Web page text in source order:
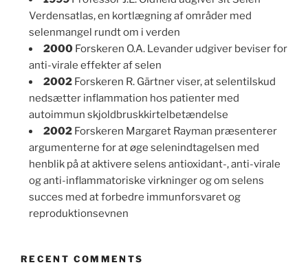
Verdensatlas, en kortlægning af områder med
selenmangel rundt om i verden
2000 Forskeren O.A. Levander udgiver beviser for
anti-virale effekter af selen
2002 Forskeren R. Gärtner viser, at selentilskud
nedsætter inflammation hos patienter med
autoimmun skjoldbruskkirtelbetændelse
2002 Forskeren Margaret Rayman præsenterer
argumenterne for at øge selenindtagelsen med
henblik på at aktivere selens antioxidant-, anti-virale
og anti-inflammatoriske virkninger og om selens
succes med at forbedre immunforsvaret og
reproduktionsevnen
RECENT COMMENTS